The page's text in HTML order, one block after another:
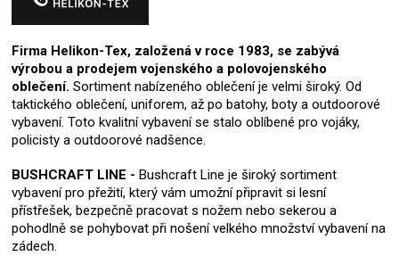
Firma Helikon-Tex, založená v roce 1983, se zabývá
výrobou a prodejem vojenského a polovojenského
oblečení. Sortiment nabízeného oblečení je velmi široký. Od
taktického oblečení, uniforem, až po batohy, boty a outdoorové
vybavení. Toto kvalitní vybavení se stalo oblíbené pro vojáky,
policisty a outdoorové nadšence.
BUSHCRAFT LINE - Bushcraft Line je široký sortiment
vybavení pro přežití, který vám umožní připravit si lesní
přístřešek, bezpečně pracovat s nožem nebo sekerou a
pohodlně se pohybovat při nošení velkého množství vybavení na
zádech.